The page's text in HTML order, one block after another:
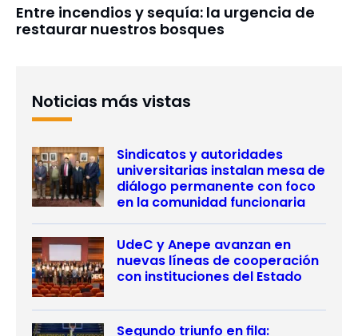
Entre incendios y sequía: la urgencia de
restaurar nuestros bosques
Noticias más vistas
Sindicatos y autoridades
universitarias instalan mesa de
diálogo permanente con foco
en la comunidad funcionaria
UdeC y Anepe avanzan en
nuevas líneas de cooperación
con instituciones del Estado
Segundo triunfo en fila: